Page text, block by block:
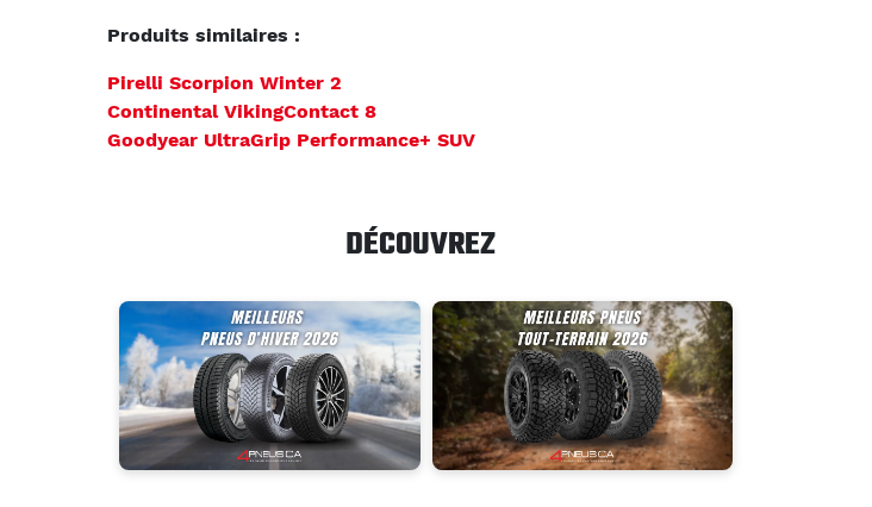
Produits similaires :
Pirelli Scorpion Winter 2
Continental VikingContact 8
Goodyear UltraGrip Performance+ SUV
DÉCOUVREZ